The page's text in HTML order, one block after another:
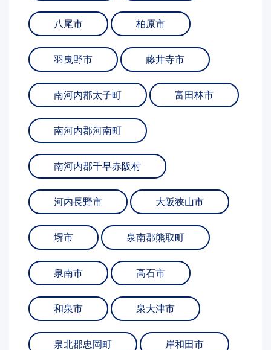
八尾市 柏原市
羽曳野市 藤井寺市
南河内郡太子町 富田林市
南河内郡河南町
南河内郡千早赤阪村
河内長野市 大阪狭山市
堺市 泉南郡熊取町
泉南市 高石市
和泉市 泉大津市
泉北郡忠岡町 岸和田市